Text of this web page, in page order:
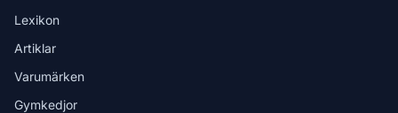
Lexikon
Artiklar
Varumärken
Gymkedjor